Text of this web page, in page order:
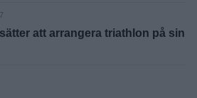
att arrangera triathlon på sin